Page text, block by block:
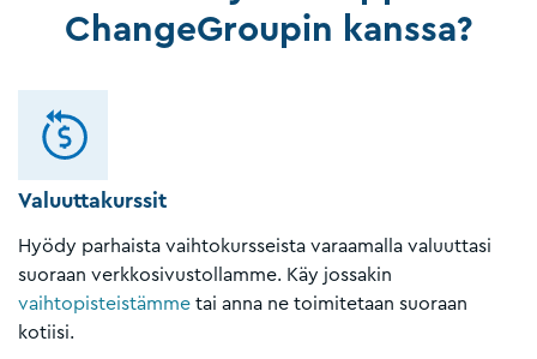
ChangeGroupin kanssa?
Valuuttakurssit
Hyödy parhaista vaihtokursseista varaamalla valuuttasi
suoraan verkkosivustollamme. Käy jossakin
vaihtopisteistämme tai anna ne toimitetaan suoraan
kotiisi.